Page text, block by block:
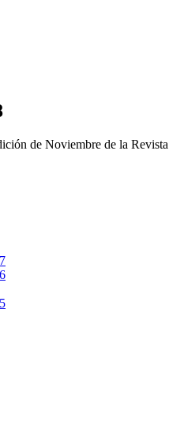
de Noviembre de la Revista